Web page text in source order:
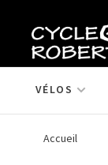
VÉLOS
Accueil